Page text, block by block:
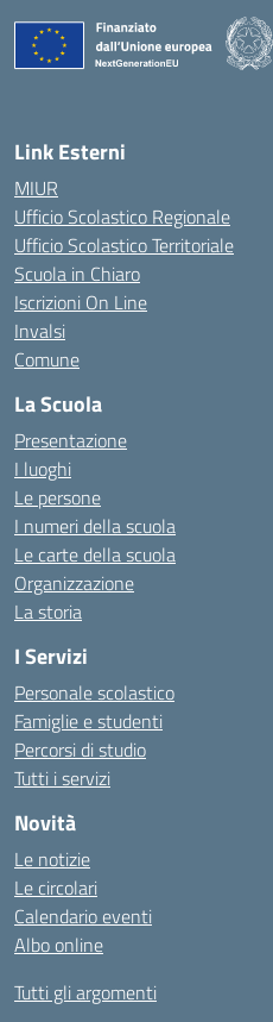
Link Esterni
MIUR
Ufficio Scolastico Regionale
Ufficio Scolastico Territoriale
Scuola in Chiaro
Iscrizioni On Line
Invalsi
Comune
La Scuola
Presentazione
I luoghi
Le persone
I numeri della scuola
Le carte della scuola
Organizzazione
La storia
I Servizi
Personale scolastico
Famiglie e studenti
Percorsi di studio
Tutti i servizi
Novità
Le notizie
Le circolari
Calendario eventi
Albo online
Tutti gli argomenti